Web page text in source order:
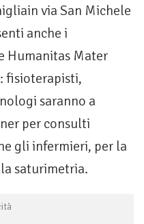
via San Michele
anche i
Humanitas Mater
fisioterapisti,
saranno a
per consulti
gli infermieri, per la
saturimetria.